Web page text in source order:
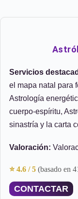
Servicios
el mapa natal para
Astrología
cuerpo-espíritu,
sinastría y la carta
Valoración:
⭐ 4.6 / 5 (basado en
CONTACTAR